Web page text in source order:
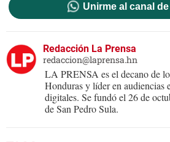
Unirme al canal
Redacción La Prensa
redaccion@laprensa.hn
LA PRENSA es el decano de
Honduras y líder en audiencias
digitales. Se fundó el 26 de
de San Pedro Sula.